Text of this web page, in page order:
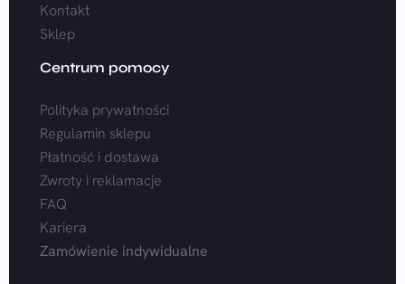
Kontakt
Sklep
Centrum pomocy
Polityka prywatności
Regulamin sklepu
Płatność i dostawa
Zwroty i reklamacje
FAQ
Kariera
Zamówienie indywidualne